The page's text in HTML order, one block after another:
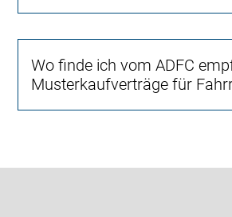
Wo finde ich vom ADFC
Musterkaufverträge für